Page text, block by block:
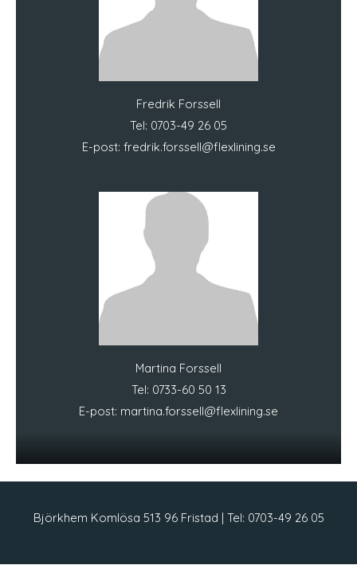
Fredrik Forssell
Tel: 0703-49 26 05
E-post: fredrik.forssell@flexlining.se
Martina Forssell
Tel: 0733-60 50 13
E-post: martina.forssell@flexlining.se
Björkhem Komlösa 513 96 Fristad | Tel: 0703-49 26 05